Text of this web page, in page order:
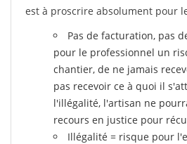
est à proscrire absolument pour
Pas de facturation, pas
pour le professionnel un
chantier, de ne jamais
pas recevoir ce à quoi il
l'illégalité, l'artisan ne
recours en justice pour
Illégalité = risque pour